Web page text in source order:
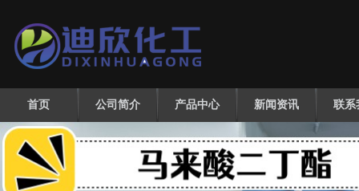
首页 公司简介 产品中心 新闻资讯 联系